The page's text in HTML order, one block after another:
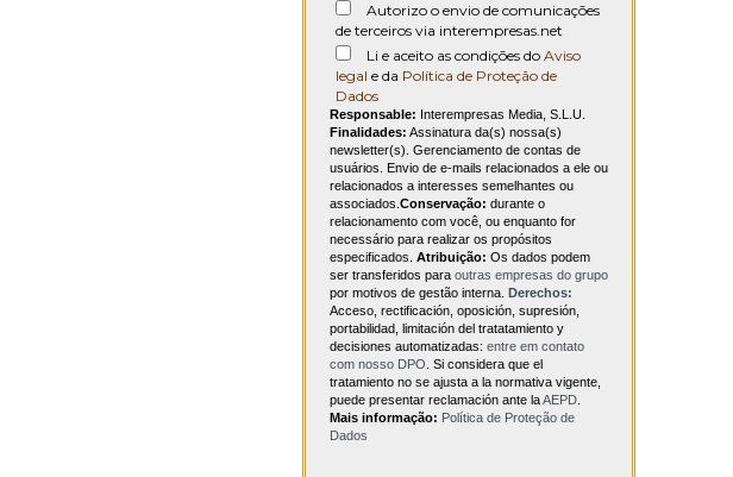
Autorizo o envio de comunicações
de terceiros via interempresas.net
Li e aceito as condições do Aviso
legal e da Política de Proteção de
Dados
Responsable: Interempresas Media, S.L.U.
Finalidades: Assinatura da(s) nossa(s)
newsletter(s). Gerenciamento de contas de
usuários. Envio de e-mails relacionados a ele ou
relacionados a interesses semelhantes ou
associados. Conservação: durante o
relacionamento com você, ou enquanto for
necessário para realizar os propósitos
especificados. Atribuição: Os dados podem
ser transferidos para outras empresas do grupo
por motivos de gestão interna. Derechos:
Acceso, rectificación, oposición, supresión,
portabilidad, limitación del tratatamiento y
decisiones automatizadas: entre em contato
com nosso DPO . Si considera que el
tratamiento no se ajusta a la normativa vigente,
puede presentar reclamación ante laAEPD
Mais informação: Política de Proteção de
Dados